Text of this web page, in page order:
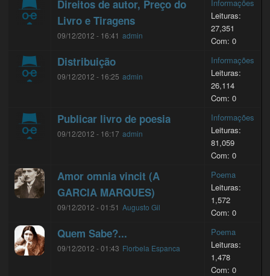
Direitos de autor, Preço do
Livro e Tiragens
09/12/2012 - 16:41 admin
Informações
Leituras:
27,351
Com: 0
Distribuição
09/12/2012 - 16:25 admin
Informações
Leituras:
26,114
Com: 0
Publicar livro de poesia
09/12/2012 - 16:17 admin
Informações
Leituras:
81,059
Com: 0
Amor omnia vincit (A
GARCIA MARQUES)
09/12/2012 - 01:51 Augusto Gil
Poema
Leituras:
1,572
Com: 0
Quem Sabe?...
09/12/2012 - 01:43 Florbela Espanca
Poema
Leituras:
1,478
Com: 0